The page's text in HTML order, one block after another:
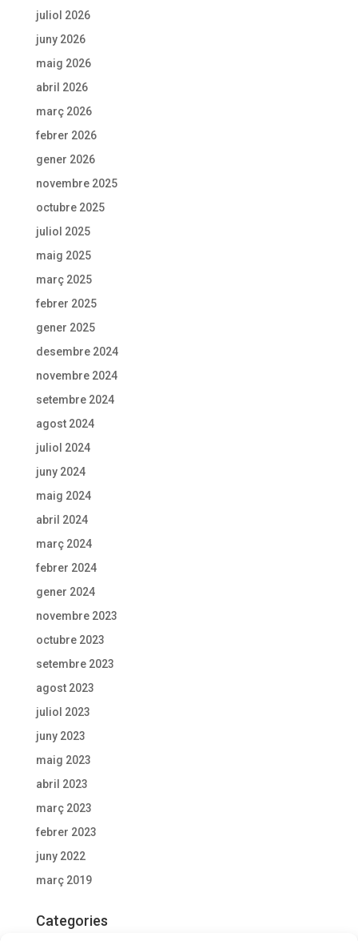
juliol 2026
juny 2026
maig 2026
abril 2026
març 2026
febrer 2026
gener 2026
novembre 2025
octubre 2025
juliol 2025
maig 2025
març 2025
febrer 2025
gener 2025
desembre 2024
novembre 2024
setembre 2024
agost 2024
juliol 2024
juny 2024
maig 2024
abril 2024
març 2024
febrer 2024
gener 2024
novembre 2023
octubre 2023
setembre 2023
agost 2023
juliol 2023
juny 2023
maig 2023
abril 2023
març 2023
febrer 2023
juny 2022
març 2019
Categories